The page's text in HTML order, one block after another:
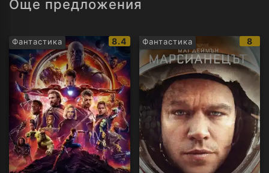
Още предложения
Фантастика
IMDb
рейтинг:
8.4 Фантастика 8